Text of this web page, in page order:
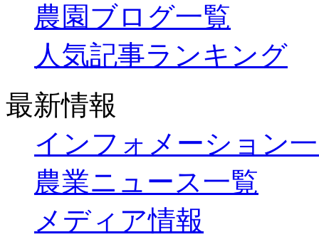
農園ブログ一覧
人気記事ランキング
最新情報
インフォメーション
農業ニュース一覧
メディア情報